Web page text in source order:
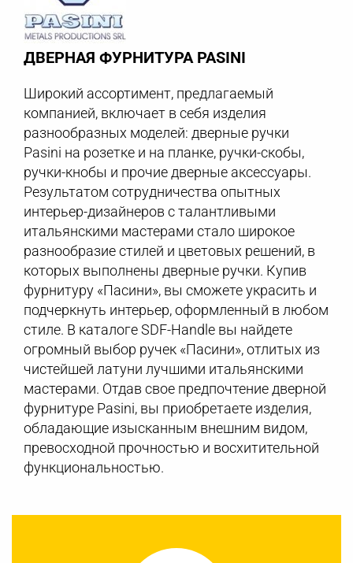
ДВЕРНАЯ ФУРНИТУРА PASINI
Широкий ассортимент, предлагаемый
компанией, включает в себя изделия
разнообразных моделей: дверные ручки
Pasini на розетке и на планке, ручки-скобы,
ручки-кнобы и прочие дверные аксессуары.
Результатом сотрудничества опытных
интерьер-дизайнеров с талантливыми
итальянскими мастерами стало широкое
разнообразие стилей и цветовых решений, в
которых выполнены дверные ручки. Купив
фурнитуру «Пасини», вы сможете украсить и
подчеркнуть интерьер, оформленный в любом
стиле. В каталоге SDF-Handle вы найдете
огромный выбор ручек «Пасини», отлитых из
чистейшей латуни лучшими итальянскими
мастерами. Отдав свое предпочтение дверной
фурнитуре Pasini, вы приобретаете изделия,
обладающие изысканным внешним видом,
превосходной прочностью и восхитительной
функциональностью.